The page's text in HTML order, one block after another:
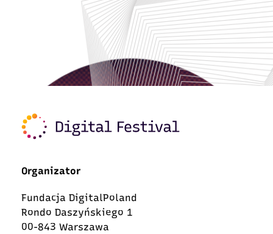
Organizator
Fundacja DigitalPoland
Rondo Daszyńskiego 1
00-843 Warszawa